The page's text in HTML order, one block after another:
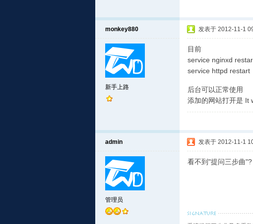
monkey880
新手上路
发表于 2012-11-1
目前
service nginxd
service httpd
后台可以正常使用
添加的网站打开是 It
admin
管理员
发表于 2012-11-1
看不到"提问三步曲"?